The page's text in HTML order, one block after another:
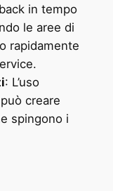
in tempo
le aree di
rapidamente
: L’uso
creare
spingono i